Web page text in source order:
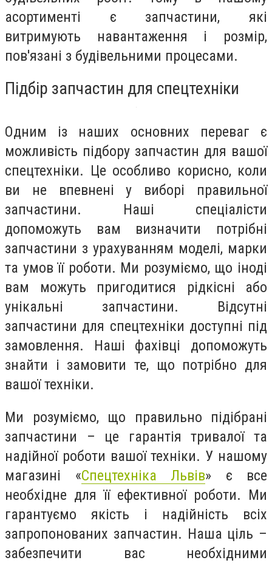
асортименті є запчастини, які
витримують навантаження і розмір,
пов'язані з будівельними процесами.
Підбір запчастин для спецтехніки
Одним із наших основних переваг є
можливість підбору запчастин для вашої
спецтехніки. Це особливо корисно, коли
ви не впевнені у виборі правильної
запчастини. Наші спеціалісти
допоможуть вам визначити потрібні
запчастини з урахуванням моделі, марки
та умов її роботи. Ми розуміємо, що іноді
вам можуть пригодитися рідкісні або
унікальні запчастини. Відсутні
запчастини для спецтехніки доступні під
замовлення. Наші фахівці допоможуть
знайти і замовити те, що потрібно для
вашої техніки.
Ми розуміємо, що правильно підібрані
запчастини – це гарантія тривалої та
надійної роботи вашої техніки. У нашому
магазині «Спецтехніка Львів» є все
необхідне для її ефективної роботи. Ми
гарантуємо якість і надійність всіх
запропонованих запчастин. Наша ціль –
забезпечити вас необхідними